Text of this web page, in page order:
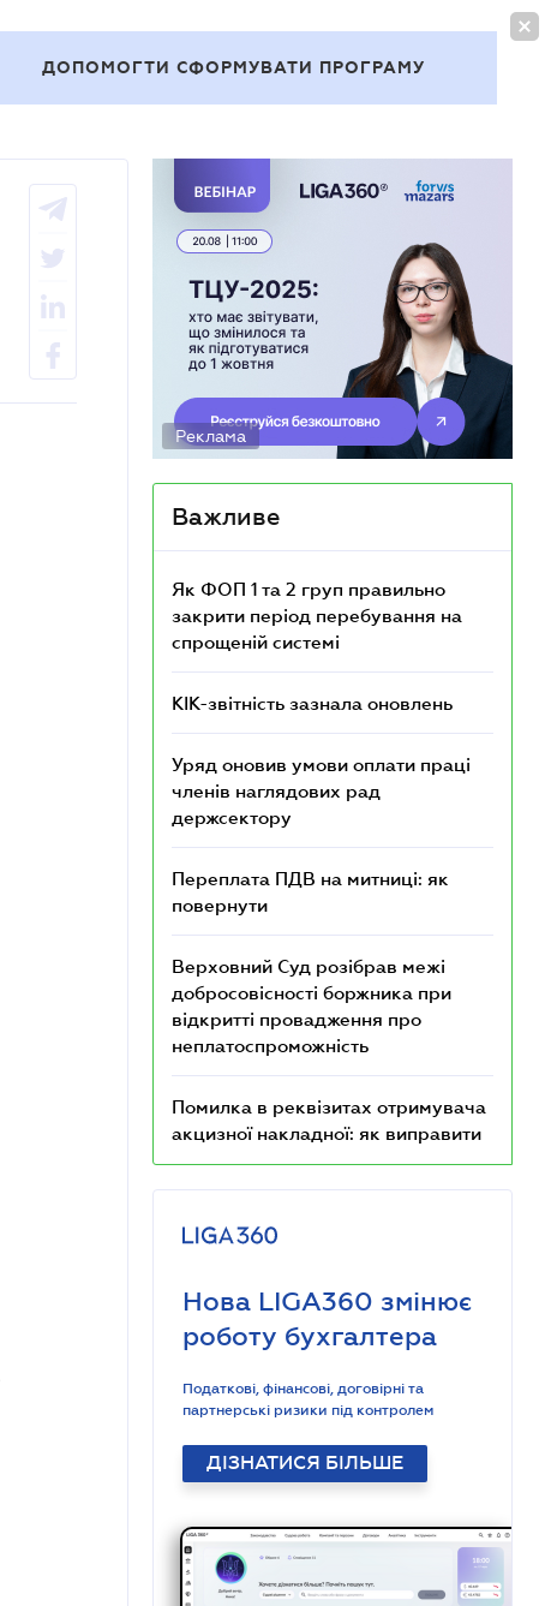
ДОПОМОГТИ СФОРМУВАТИ ПРОГРАМУ
Реклама
Важливе
Як ФОП 1 та 2 груп правильно
закрити період перебування на
спрощеній системі
КІК-звітність зазнала оновлень
Уряд оновив умови оплати праці
членів наглядових рад
держсектору
Переплата ПДВ на митниці: як
повернути
Верховний Суд розібрав межі
добросовісності боржника при
відкритті провадження про
неплатоспроможність
Помилка в реквізитах отримувача
акцизної накладної: як виправити
Нова LIGA360 змінює
роботу бухгалтера
Податкові, фінансові, договірні та
партнерські ризики під контролем
ДІЗНАТИСЯ БІЛЬШЕ